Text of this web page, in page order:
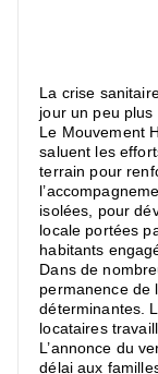
La crise
jour un peu plus
Le Mouvement
saluent les
terrain pour
isolées, pour
locale portées
habitants
Dans de
permanence de
déterminantes.
locataires
L’annonce du
délai aux